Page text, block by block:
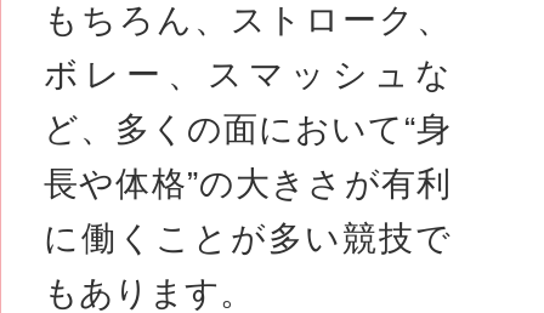
もちろん、ストローク、
ボレー、スマッシュな
ど、多くの面において“身
長や体格”の大きさが有利
に働くことが多い競技で
もあります。